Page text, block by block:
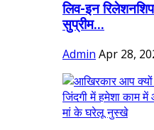
लिव-इन
सुप्रीम...
Admin Apr 28,